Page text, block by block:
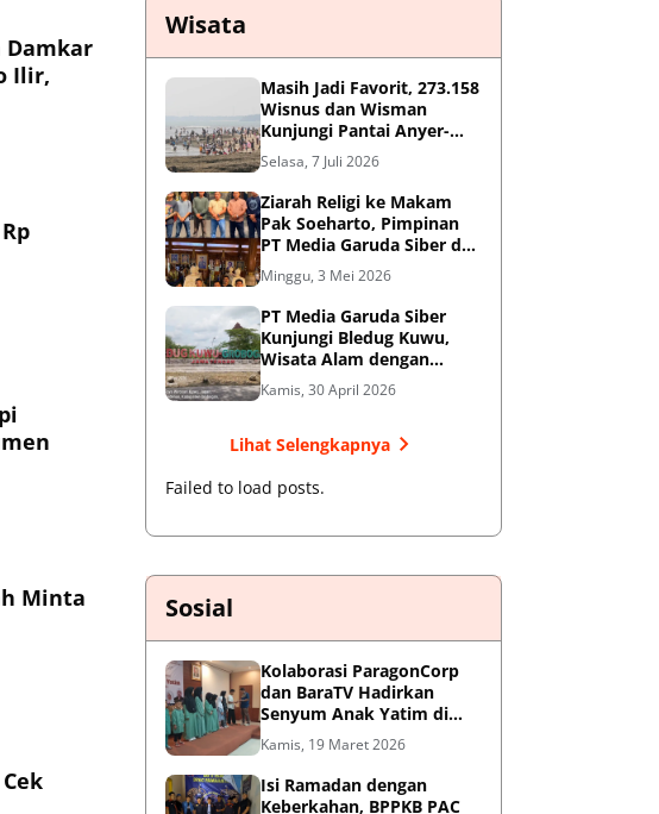
Damkar
Ilir,
Minta
Wisata
Masih Jadi Favorit, 273.158
Wisnus dan Wisman
Kunjungi Pantai Anyer-
Cinangka Selama Libur
Sekolah
Selasa, 7 Juli 2026
Ziarah Religi ke Makam
Pak Soeharto, Pimpinan
PT Media Garuda Siber dan
Redaksi Hormati Jasa Sang
Jendral Besar
Minggu, 3 Mei 2026
PT Media Garuda Siber
Kunjungi Bledug Kuwu,
Wisata Alam dengan
Segudang Keunikan dan
Potensi UMKM
Kamis, 30 April 2026
Lihat Selengkapnya
Failed to load posts.
Sosial
Kolaborasi ParagonCorp
dan BaraTV Hadirkan
Senyum Anak Yatim di
Hotel Le Semar Tangerang
Kamis, 19 Maret 2026
Isi Ramadan dengan
Keberkahan, BPPKB PAC